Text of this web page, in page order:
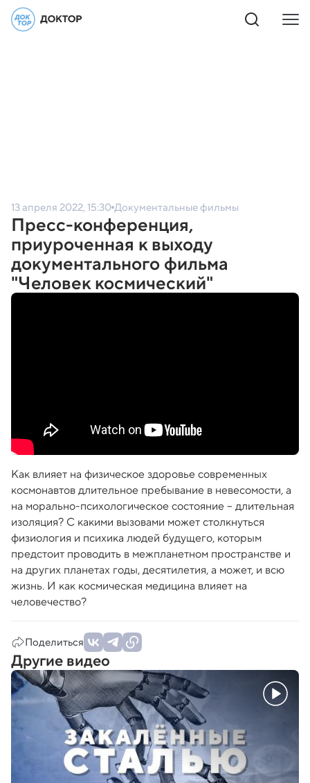
13 апреля 2022, 15:30 Документальные фильмы
Пресс-конференция,
приуроченная к выходу
документального фильма
"Человек космический"
Как влияет на физическое здоровье современных
космонавтов длительное пребывание в невесомости, а
на морально-психологическое состояние – длительная
изоляция? С какими вызовами может столкнуться
физиология и психика людей будущего, которым
предстоит проводить в межпланетном пространстве и
на других планетах годы, десятилетия, а может, и всю
жизнь. И как космическая медицина влияет на
человечество?
Поделиться
Другие видео